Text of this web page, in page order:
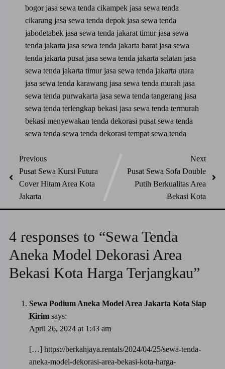
bogorjasa sewa tenda cikampekjasa sewa tenda
cikarangjasa sewa tenda depokjasa sewa tenda
jabodetabekjasa sewa tenda jakarat timurjasa sewa
tenda jakartajasa sewa tenda jakarta baratjasa sewa
tenda jakarta pusatjasa sewa tenda jakarta selatanjasa
sewa tenda jakarta timurjasa sewa tenda jakarta utara
jasa sewa tenda karawangjasa sewa tenda murahjasa
sewa tenda purwakartajasa sewa tenda tangerangjasa
sewa tenda terlengkap bekasijasa sewa tenda termurah
bekasimenyewakan tenda dekorasipusat sewa tenda
sewa tendasewa tenda dekorasitempat sewa tenda
Previous
Pusat Sewa Kursi Futura
Cover Hitam Area Kota
Jakarta
Next
Pusat Sewa Sofa Double
Putih Berkualitas Area
Bekasi Kota
4 responses to “Sewa Tenda
Aneka Model Dekorasi Area
Bekasi Kota Harga Terjangkau”
Sewa Podium Aneka Model Area Jakarta Kota Siap
Kirim says:
April 26, 2024 at 1:43 am
[…] https://berkahjaya.rentals/2024/04/25/sewa-tenda-
aneka-model-dekorasi-area-bekasi-kota-harga-